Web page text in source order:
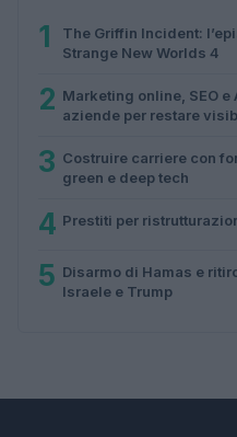
1
The Griffin Incident:
Strange New Worlds 4
2 Marketing online, SEO
aziende per restare
3 Costruire carriere con
green e deep tech
4 Prestiti per
5 Disarmo di Hamas e
Israele e Trump